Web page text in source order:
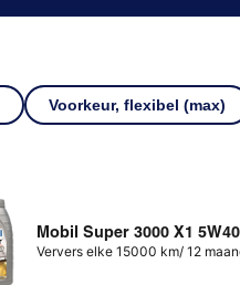
Voorkeur, flexibel (max)
Mobil Super 3000 X1 5W40
Ververs elke 15000 km/ 12